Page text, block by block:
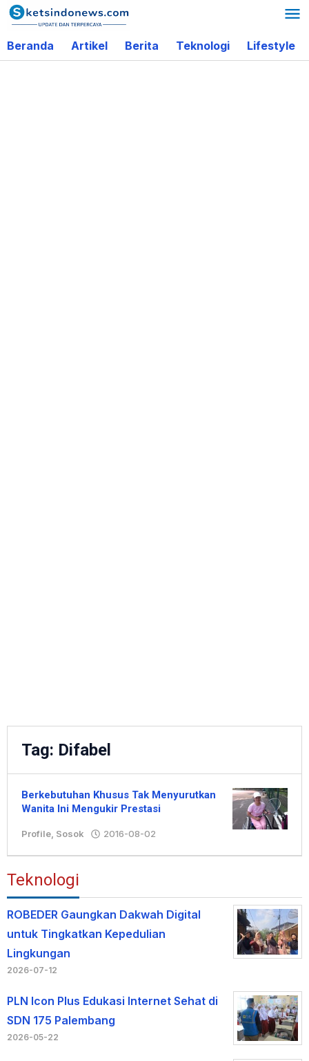
Lewati
ke
konten
Beranda Artikel Berita Teknologi Lifestyle
Tag: Difabel
Berkebutuhan Khusus Tak Menyurutkan
Wanita Ini Mengukir Prestasi
Profile Sosok 2016-08-02
Teknologi
ROBEDER Gaungkan Dakwah Digital
untuk Tingkatkan Kepedulian
Lingkungan
2026-07-12
PLN Icon Plus Edukasi Internet Sehat di
SDN 175 Palembang
2026-05-22